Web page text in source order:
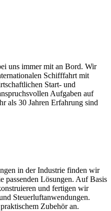
uns immer mit an Bord. Wir
Schifffahrt mit
Start- und
Aufgaben auf
als 30 Jahren Erfahrung sind
in der Industrie finden wir
passenden Lösungen. Auf Basis
und fertigen wir
Steuerluftanwendungen.
Zubehör an.